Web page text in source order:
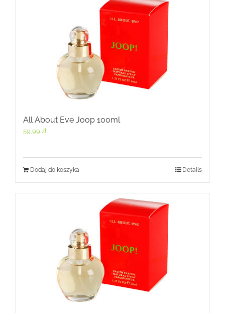
All About Eve Joop 100ml
59,99 zł
Dodaj do koszyka Details